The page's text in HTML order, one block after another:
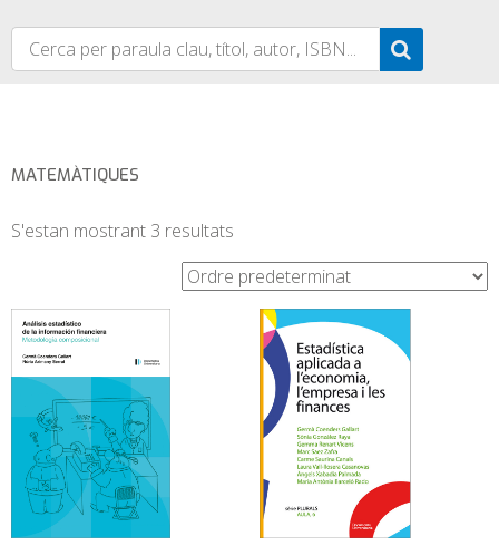
MATEMÀTIQUES
S'estan mostrant 3 resultats